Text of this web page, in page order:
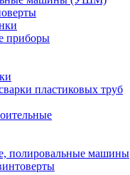
приборы
пластиковых труб
полировальные машины